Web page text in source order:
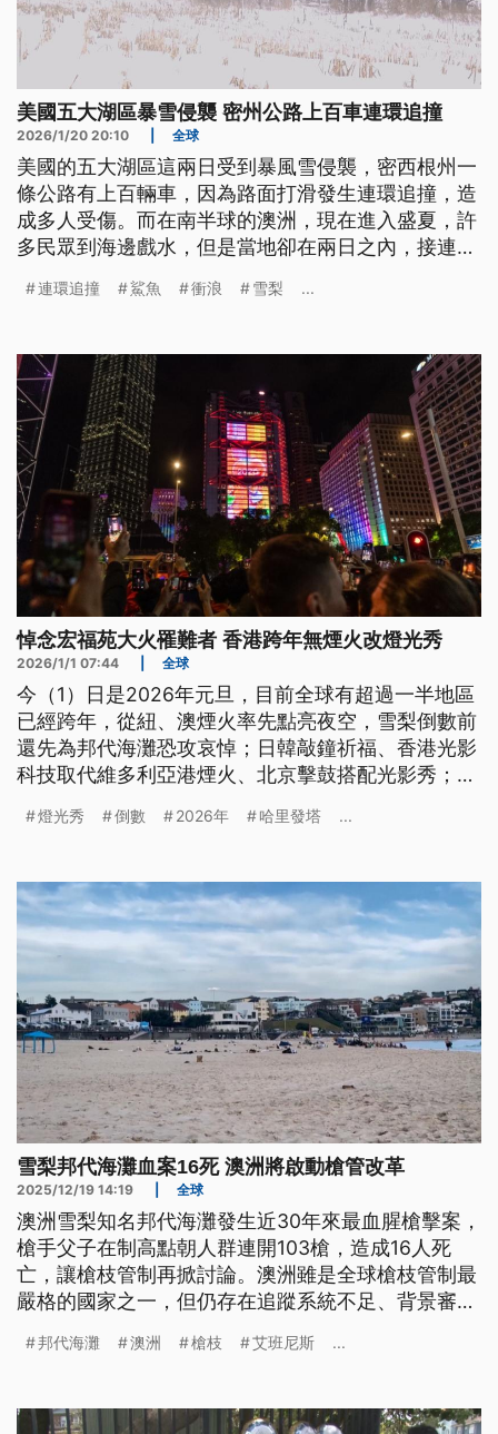
美國五大湖區暴雪侵襲 密州公路上百車連環追撞
2026/1/20 20:10 全球
美國的五大湖區這兩日受到暴風雪侵襲，密西根州一
條公路有上百輛車，因為路面打滑發生連環追撞，造
成多人受傷。而在南半球的澳洲，現在進入盛夏，許
多民眾到海邊戲水，但是當地卻在兩日之內，接連傳
起見，雪梨北部海灘已經暫時關閉。
連環追撞 鯊魚 衝浪 雪梨 ...
悼念宏福苑大火罹難者 香港跨年無煙火改燈光秀
2026/1/1 07:44 全球
今（1）日是2026年元旦，目前全球有超過一半地區
已經跨年，從紐、澳煙火率先點亮夜空，雪梨倒數前
還先為邦代海灘恐攻哀悼；日韓敲鐘祈福、香港光影
科技取代維多利亞港煙火、北京擊鼓搭配光影秀；就
夜空。
燈光秀 倒數 2026年 哈里發塔 ...
雪梨邦代海灘血案16死 澳洲將啟動槍管改革
2025/12/19 14:19 全球
澳洲雪梨知名邦代海灘發生近30年來最血腥槍擊案，
槍手父子在制高點朝人群連開103槍，造成16人死
亡，讓槍枝管制再掀討論。澳洲雖是全球槍枝管制最
嚴格的國家之一，但仍存在追蹤系統不足、背景審查
痛定思痛，將再次針對槍枝管理，啟動大幅改革。
邦代海灘 澳洲 槍枝 艾班尼斯 ...